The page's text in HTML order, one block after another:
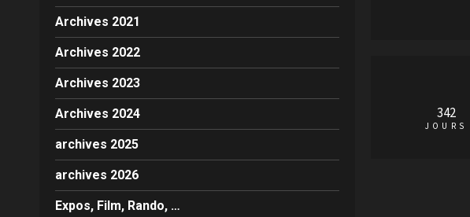
Archives 2021
Archives 2022
Archives 2023
Archives 2024
archives 2025
archives 2026
Expos, Film, Rando, …
342
JOURS